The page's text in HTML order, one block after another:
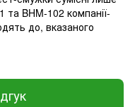
та BHM-102 компанії-
до, вказаного